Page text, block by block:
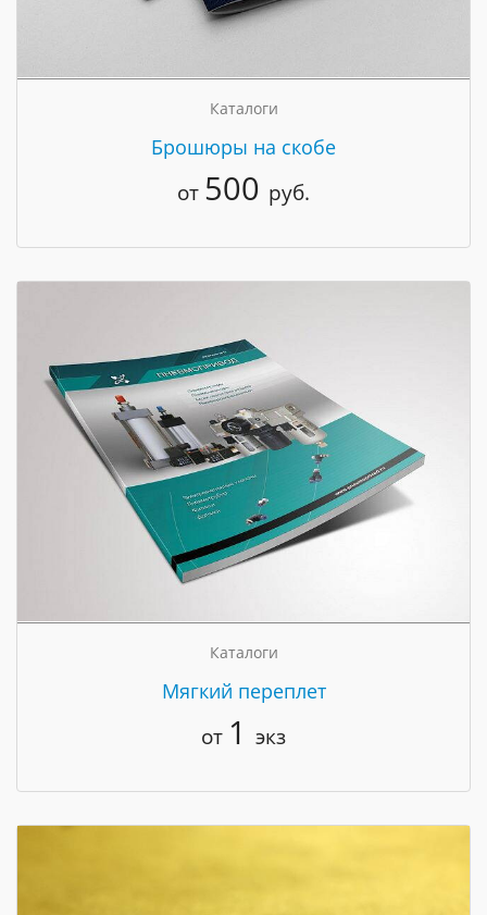
Каталоги
Брошюры на скобе
от 500 руб.
Каталоги
Мягкий переплет
от 1 экз